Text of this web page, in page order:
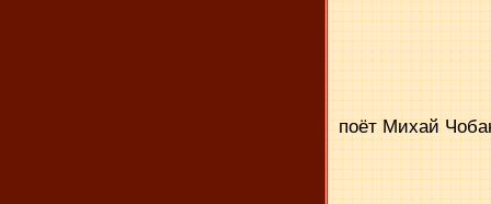
поёт Михай